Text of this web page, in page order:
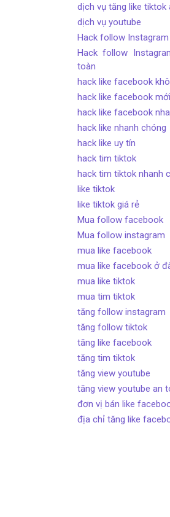
dịch vụ tăng like tiktok
dịch vụ youtube
Hack follow
Hack follow
toàn
hack like facebook
hack like facebook
hack like facebook
hack like nhanh chóng
hack like uy tín
hack tim tiktok
hack tim tiktok nhanh
like tiktok
like tiktok giá rẻ
Mua follow facebook
Mua follow instagram
mua like facebook
mua like facebook ở
mua like tiktok
mua tim tiktok
tăng follow instagram
tăng follow tiktok
tăng like facebook
tăng tim tiktok
tăng view youtube
tăng view youtube an
đơn vị bán like
địa chỉ tăng like